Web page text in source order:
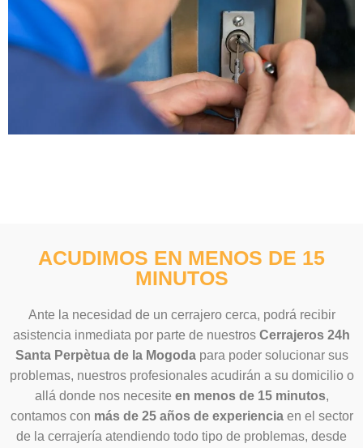
ACUDIMOS EN MENOS DE 15
MINUTOS
Ante la necesidad de un cerrajero cerca, podrá recibir
asistencia inmediata por parte de nuestros Cerrajeros 24h
Santa Perpètua de la Mogodapara poder solucionar sus
problemas, nuestros profesionales acudirán a su domicilio o
allá donde nos necesite en menos de 15 minutos,
contamos con más de 25 años de experienciaen el sector
de la cerrajería atendiendo todo tipo de problemas, desde